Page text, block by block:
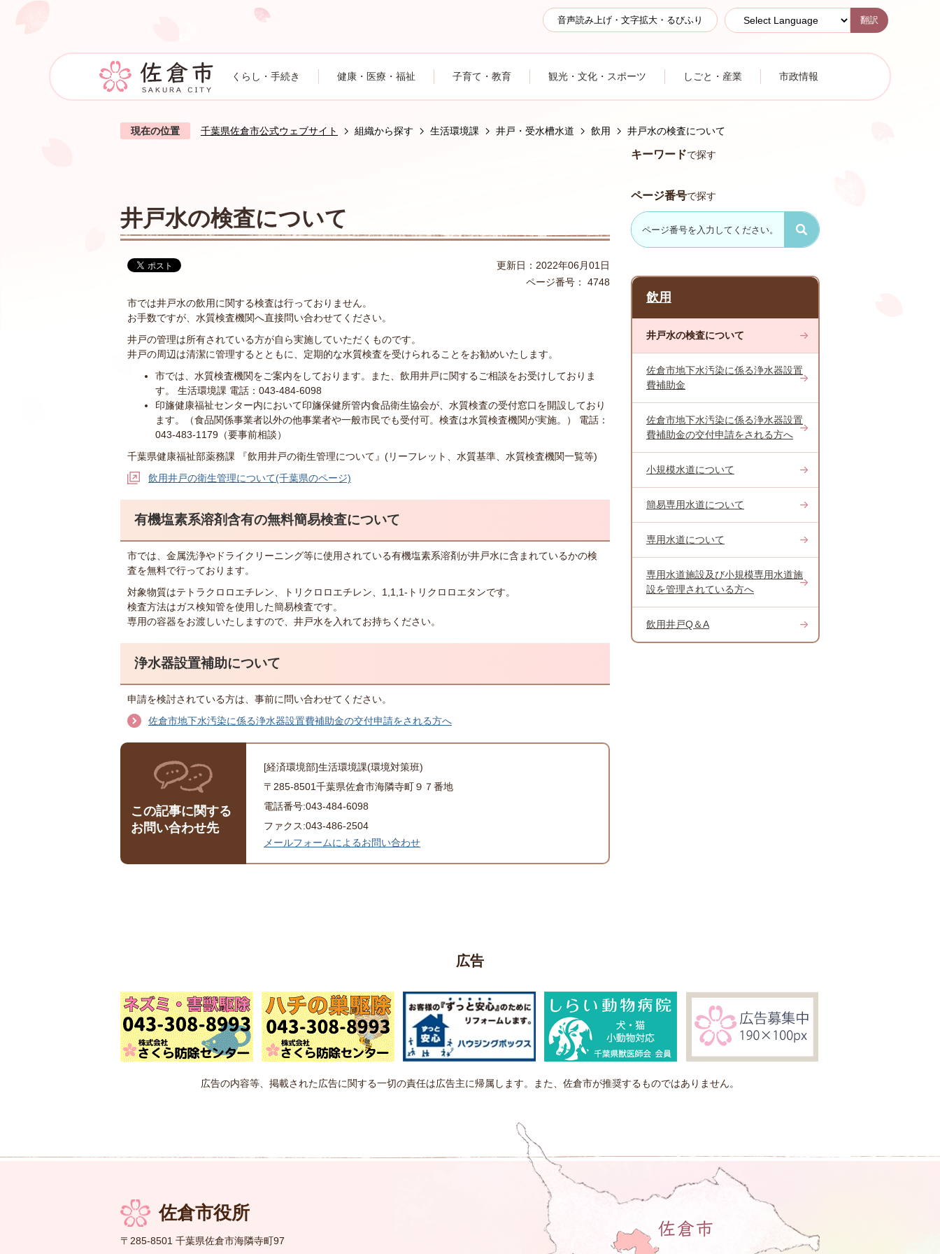
音声読み上げ・文字拡大・るびふり 翻訳
くらし・手続き 健康・医療・福祉 子育て・教育 観光・文化・スポーツ しごと・産業 市政情報
現在の位置 千葉県佐倉市公式ウェブサイト 組織から探す 生活環境課 井戸・受水槽水道 飲用 井戸水の検査について
井戸水の検査について
更新日：2022年06月01日
ページ番号：
4748
市では井戸水の飲用に関する検査は行っておりません。
お手数ですが、水質検査機関へ直接問い合わせてください。
井戸の管理は所有されている方が自ら実施していただくものです。
井戸の周辺は清潔に管理するとともに、定期的な水質検査を受けられることをお勧めいたします。
市では、水質検査機関をご案内をしております。また、飲用井戸に関するご相談をお受けしておりま
す。 生活環境課 電話：043-484-6098
印旛健康福祉センター内において印旛保健所管内食品衛生協会が、水質検査の受付窓口を開設しており
ます。（食品関係事業者以外の他事業者や一般市民でも受付可。検査は水質検査機関が実施。） 電話：
043-483-1179（要事前相談）
千葉県健康福祉部薬務課 『飲用井戸の衛生管理について』(リーフレット、水質基準、水質検査機関一覧等)
飲用井戸の衛生管理について(千葉県のページ)
有機塩素系溶剤含有の無料簡易検査について
市では、金属洗浄やドライクリーニング等に使用されている有機塩素系溶剤が井戸水に含まれているかの検
査を無料で行っております。
対象物質はテトラクロロエチレン、トリクロロエチレン、1,1,1-トリクロロエタンです。
検査方法はガス検知管を使用した簡易検査です。
専用の容器をお渡しいたしますので、井戸水を入れてお持ちください。
浄水器設置補助について
申請を検討されている方は、事前に問い合わせてください。
佐倉市地下水汚染に係る浄水器設置費補助金の交付申請をされる方へ
この記事に関する
お問い合わせ先
[経済環境部]生活環境課(環境対策班)
〒285-8501千葉県佐倉市海隣寺町９７番地
電話番号:043-484-6098
ファクス:043-486-2504
メールフォームによるお問い合わせ
キーワードで探す
ページ番号で探す
飲用
井戸水の検査について
佐倉市地下水汚染に係る浄水器設置
費補助金
佐倉市地下水汚染に係る浄水器設置
費補助金の交付申請をされる方へ
小規模水道について
簡易専用水道について
専用水道について
専用水道施設及び小規模専用水道施
設を管理されている方へ
飲用井戸Q＆A
広告
広告の内容等、掲載された広告に関する一切の責任は広告主に帰属します。また、佐倉市が推奨するものではありません。
佐倉市役所
〒285-8501 千葉県佐倉市海隣寺町97